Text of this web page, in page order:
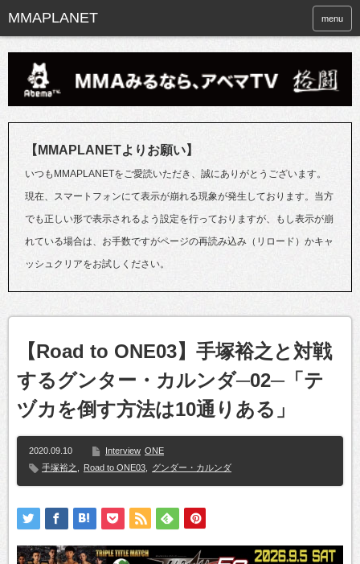
menu
【MMAPLANETよりお願い】
いつもMMAPLANETをご愛読いただき、誠にありがとうございます。
現在、スマートフォンにて表示が崩れる現象が発生しております。当方
でも正しい形で表示されるよう設定を行っておりますが、もし表示が崩
れている場合は、お手数ですがページの再読み込み（リロード）かキャ
ッシュクリアをお試しください。
【Road to ONE03】手塚裕之と対戦
するグンター・カルンダ─02─「テ
ヅカを倒す方法は10通りある」
2020.09.10 Interview ONE
手塚裕之
Road to ONE03 グンダー・カルンダ